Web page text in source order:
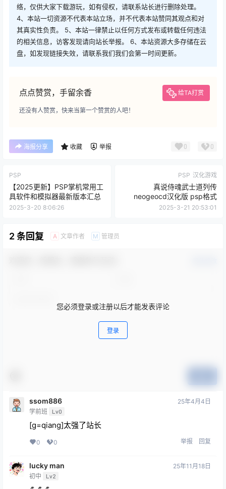
络，仅供大家下载游玩，如有侵权，请联系站长进行删除处理。
4、本站一切资源不代表本站立场，并不代表本站赞同其观点和对
其真实性负责。 5、本站一律禁止以任何方式发布或转载任何违法
的相关信息，访客发现请向站长举报。 6、本站资源大多存储在云
盘，如发现链接失效，请联系我们我们会第一时间更新。
点点赞赏，手留余香 给TA打赏
还没有人赞赏，快来当第一个赞赏的人吧！
海报分享 收藏 举报 0 0
PSP
【2025更新】PSP掌机常用工
具软件和模拟器最新版本汇总
2025-3-20 8:06:26
PSP 汉化游戏
真说侍魂武士道列传
neogeocd汉化版 psp格式
2025-3-21 20:53:01
2 条回复 A 文章作者 M 管理员
您必须登录或注册以后才能发表评论
登录
ssom886
学前班 Lv0
25年4月4日
[g=qiang]太强了站长
0 0 举报 回复
lucky man
初中 Lv2
25年11月18日